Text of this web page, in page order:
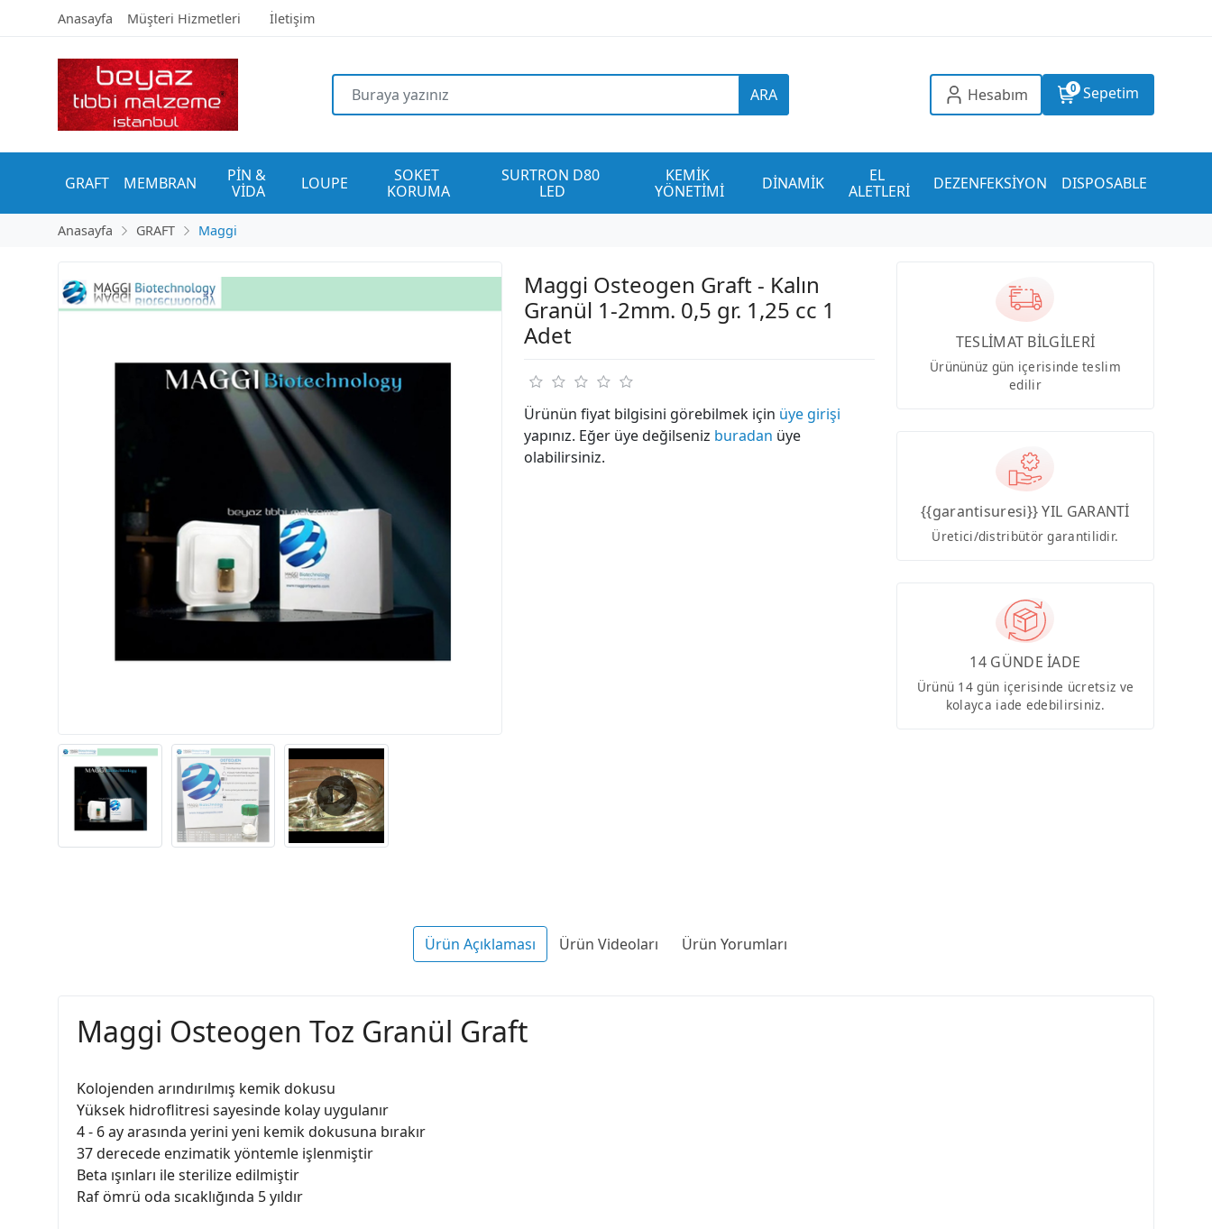
Anasayfa Müşteri Hizmetleri İletişim
ARA Hesabım 0 Sepetim
GRAFT MEMBRAN
PİN &
VİDA
LOUPE
SOKET
KORUMA
SURTRON D80
LED
KEMİK
YÖNETİMİ
DİNAMİK
EL
ALETLERİ
DEZENFEKSİYON DISPOSABLE
Anasayfa GRAFT Maggi
Maggi Osteogen Graft - Kalın
Granül 1-2mm. 0,5 gr. 1,25 cc 1
Adet
Ürünün fiyat bilgisini görebilmek için üye girişi
yapınız. Eğer üye değilseniz buradan üye
olabilirsiniz.
TESLİMAT BİLGİLERİ
Ürününüz gün içerisinde teslim
edilir
{{garantisuresi}} YIL GARANTİ
Üretici/distribütör garantilidir.
14 GÜNDE İADE
Ürünü 14 gün içerisinde ücretsiz ve
kolayca iade edebilirsiniz.
Ürün Açıklaması Ürün Videoları Ürün Yorumları
Maggi Osteogen Toz Granül Graft
Kolojenden arındırılmış kemik dokusu
Yüksek hidroflitresi sayesinde kolay uygulanır
4 - 6 ay arasında yerini yeni kemik dokusuna bırakır
37 derecede enzimatik yöntemle işlenmiştir
Beta ışınları ile sterilize edilmiştir
Raf ömrü oda sıcaklığında 5 yıldır